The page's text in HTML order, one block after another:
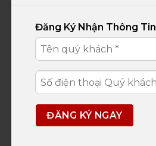
Đăng Ký Nhận Thông Tin